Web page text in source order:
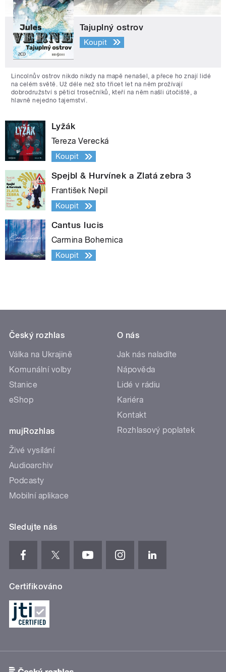
Tajuplný ostrov
Koupit
Lincolnův ostrov nikdo nikdy na mapě nenašel, a přece ho znají lidé
na celém světě. Už déle než sto třicet let na něm prožívají
dobrodružství s pěticí trosečníků, kteří na něm našli útočiště, a
hlavně nejedno tajemství.
Lyžák
Tereza Verecká
Koupit
Spejbl & Hurvínek a Zlatá zebra 3
František Nepil
Koupit
Cantus lucis
Carmina Bohemica
Koupit
Český rozhlas
Válka na Ukrajině
Komunální volby
Stanice
eShop
mujRozhlas
Živé vysílání
Audioarchiv
Podcasty
Mobilní aplikace
O nás
Jak nás naladíte
Nápověda
Lidé v rádiu
Kariéra
Kontakt
Rozhlasový poplatek
Sledujte nás
Certifikováno